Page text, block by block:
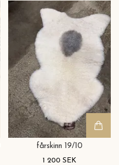
fårskinn 19/10
1 200 SEK